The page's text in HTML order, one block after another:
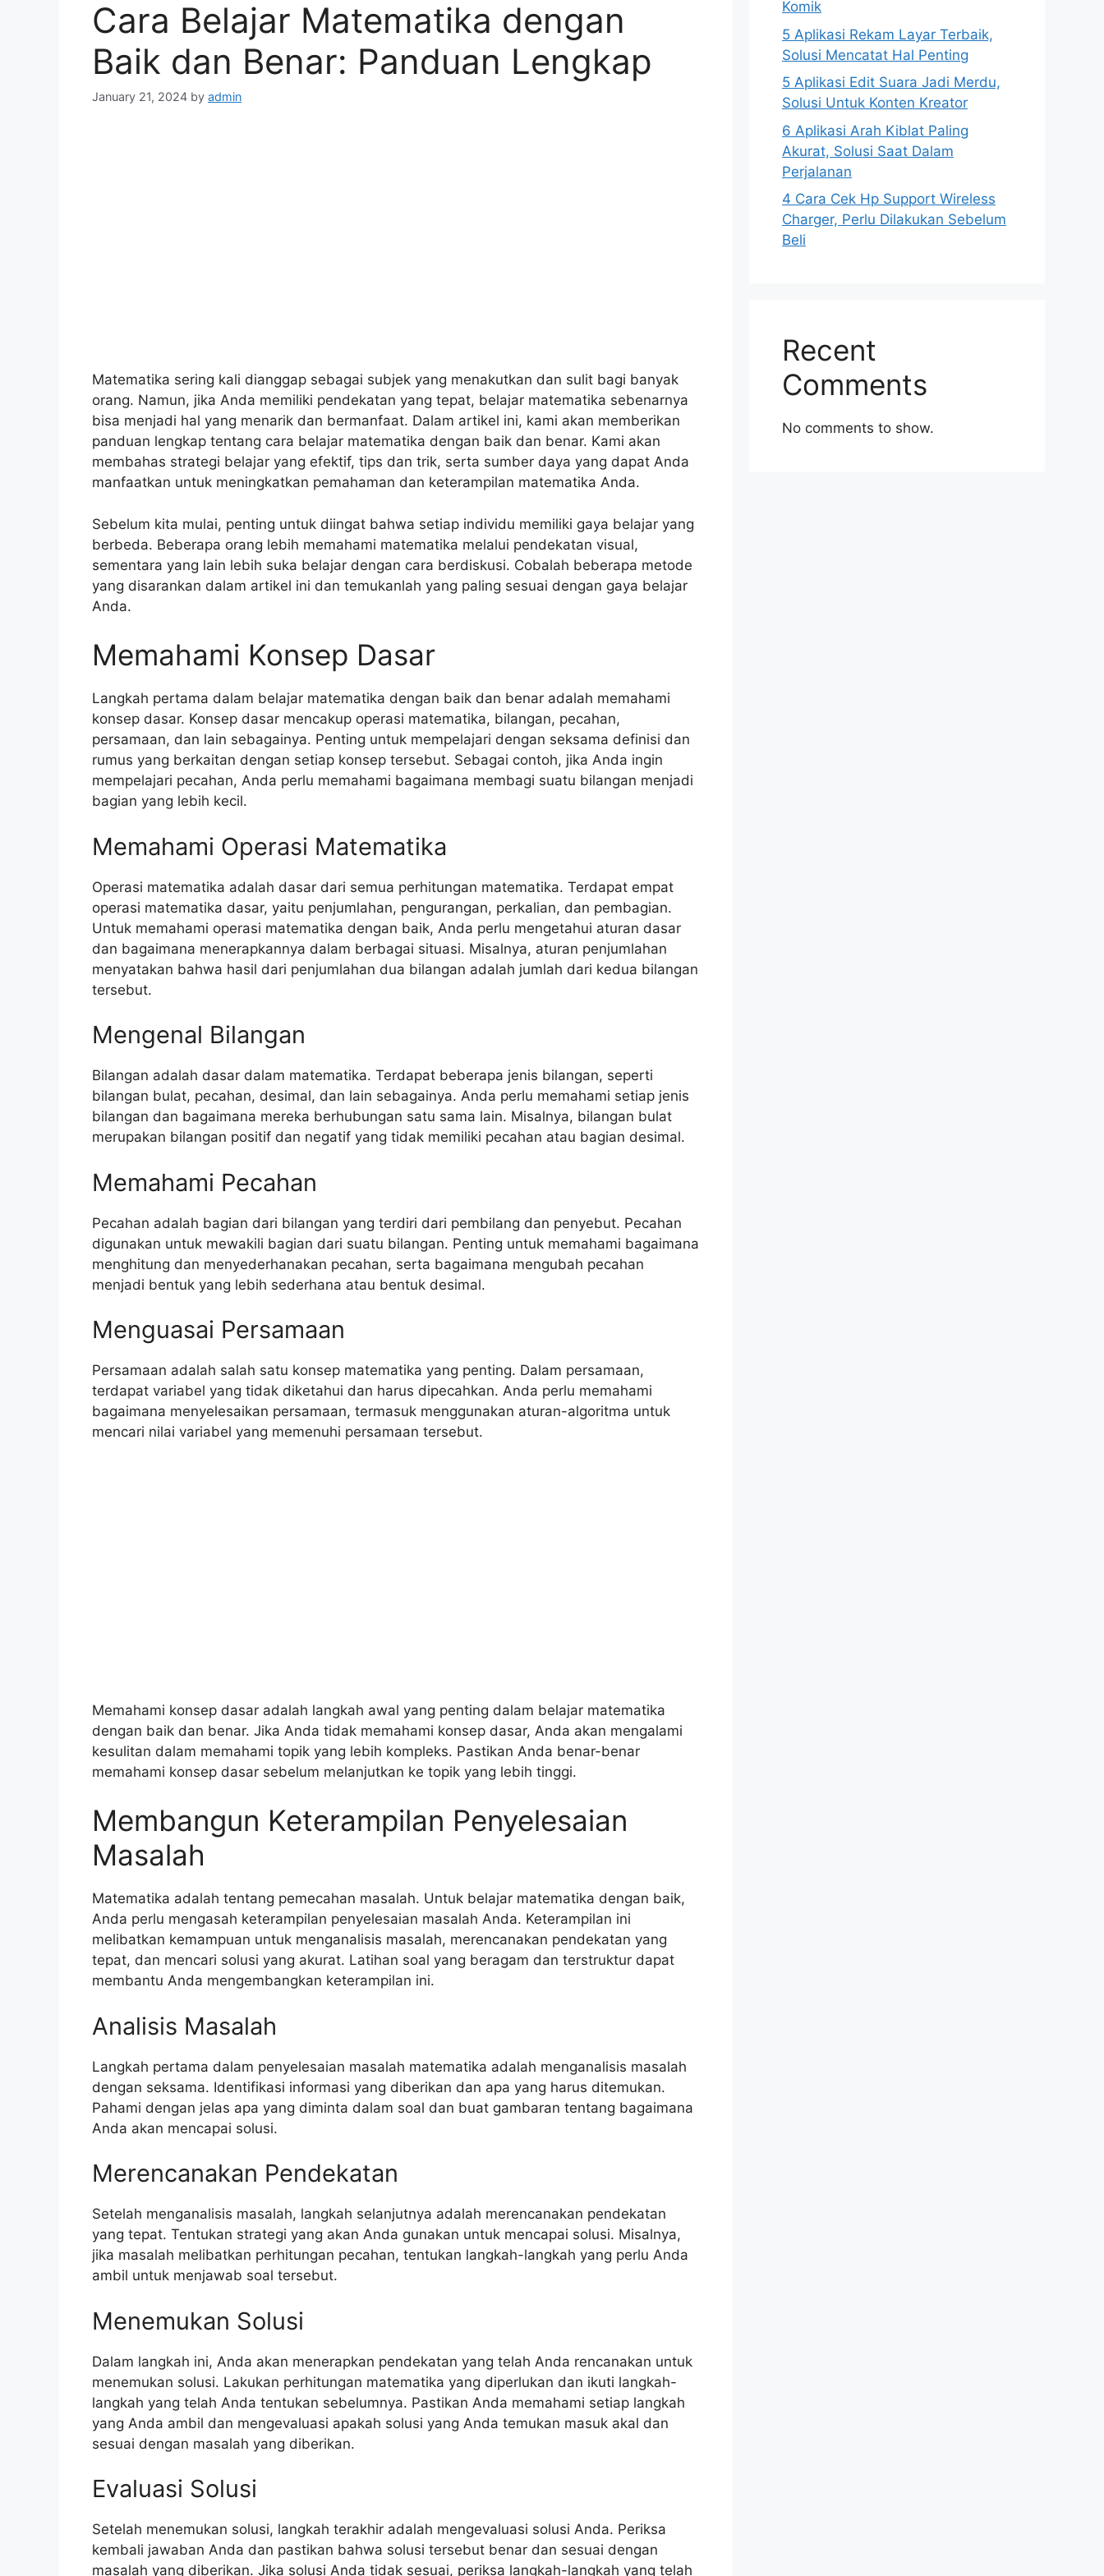
Cara Belajar Matematika dengan
Baik dan Benar: Panduan Lengkap
January 21, 2024 by admin
Matematika sering kali dianggap sebagai subjek yang menakutkan dan sulit bagi banyak
orang. Namun, jika Anda memiliki pendekatan yang tepat, belajar matematika sebenarnya
bisa menjadi hal yang menarik dan bermanfaat. Dalam artikel ini, kami akan memberikan
panduan lengkap tentang cara belajar matematika dengan baik dan benar. Kami akan
membahas strategi belajar yang efektif, tips dan trik, serta sumber daya yang dapat Anda
manfaatkan untuk meningkatkan pemahaman dan keterampilan matematika Anda.
Sebelum kita mulai, penting untuk diingat bahwa setiap individu memiliki gaya belajar yang
berbeda. Beberapa orang lebih memahami matematika melalui pendekatan visual,
sementara yang lain lebih suka belajar dengan cara berdiskusi. Cobalah beberapa metode
yang disarankan dalam artikel ini dan temukanlah yang paling sesuai dengan gaya belajar
Anda.
Memahami Konsep Dasar
Langkah pertama dalam belajar matematika dengan baik dan benar adalah memahami
konsep dasar. Konsep dasar mencakup operasi matematika, bilangan, pecahan,
persamaan, dan lain sebagainya. Penting untuk mempelajari dengan seksama definisi dan
rumus yang berkaitan dengan setiap konsep tersebut. Sebagai contoh, jika Anda ingin
mempelajari pecahan, Anda perlu memahami bagaimana membagi suatu bilangan menjadi
bagian yang lebih kecil.
Memahami Operasi Matematika
Operasi matematika adalah dasar dari semua perhitungan matematika. Terdapat empat
operasi matematika dasar, yaitu penjumlahan, pengurangan, perkalian, dan pembagian.
Untuk memahami operasi matematika dengan baik, Anda perlu mengetahui aturan dasar
dan bagaimana menerapkannya dalam berbagai situasi. Misalnya, aturan penjumlahan
menyatakan bahwa hasil dari penjumlahan dua bilangan adalah jumlah dari kedua bilangan
tersebut.
Mengenal Bilangan
Bilangan adalah dasar dalam matematika. Terdapat beberapa jenis bilangan, seperti
bilangan bulat, pecahan, desimal, dan lain sebagainya. Anda perlu memahami setiap jenis
bilangan dan bagaimana mereka berhubungan satu sama lain. Misalnya, bilangan bulat
merupakan bilangan positif dan negatif yang tidak memiliki pecahan atau bagian desimal.
Memahami Pecahan
Pecahan adalah bagian dari bilangan yang terdiri dari pembilang dan penyebut. Pecahan
digunakan untuk mewakili bagian dari suatu bilangan. Penting untuk memahami bagaimana
menghitung dan menyederhanakan pecahan, serta bagaimana mengubah pecahan
menjadi bentuk yang lebih sederhana atau bentuk desimal.
Menguasai Persamaan
Persamaan adalah salah satu konsep matematika yang penting. Dalam persamaan,
terdapat variabel yang tidak diketahui dan harus dipecahkan. Anda perlu memahami
bagaimana menyelesaikan persamaan, termasuk menggunakan aturan-algoritma untuk
mencari nilai variabel yang memenuhi persamaan tersebut.
Memahami konsep dasar adalah langkah awal yang penting dalam belajar matematika
dengan baik dan benar. Jika Anda tidak memahami konsep dasar, Anda akan mengalami
kesulitan dalam memahami topik yang lebih kompleks. Pastikan Anda benar-benar
memahami konsep dasar sebelum melanjutkan ke topik yang lebih tinggi.
Membangun Keterampilan Penyelesaian
Masalah
Matematika adalah tentang pemecahan masalah. Untuk belajar matematika dengan baik,
Anda perlu mengasah keterampilan penyelesaian masalah Anda. Keterampilan ini
melibatkan kemampuan untuk menganalisis masalah, merencanakan pendekatan yang
tepat, dan mencari solusi yang akurat. Latihan soal yang beragam dan terstruktur dapat
membantu Anda mengembangkan keterampilan ini.
Analisis Masalah
Langkah pertama dalam penyelesaian masalah matematika adalah menganalisis masalah
dengan seksama. Identifikasi informasi yang diberikan dan apa yang harus ditemukan.
Pahami dengan jelas apa yang diminta dalam soal dan buat gambaran tentang bagaimana
Anda akan mencapai solusi.
Merencanakan Pendekatan
Setelah menganalisis masalah, langkah selanjutnya adalah merencanakan pendekatan
yang tepat. Tentukan strategi yang akan Anda gunakan untuk mencapai solusi. Misalnya,
jika masalah melibatkan perhitungan pecahan, tentukan langkah-langkah yang perlu Anda
ambil untuk menjawab soal tersebut.
Menemukan Solusi
Dalam langkah ini, Anda akan menerapkan pendekatan yang telah Anda rencanakan untuk
menemukan solusi. Lakukan perhitungan matematika yang diperlukan dan ikuti langkah-
langkah yang telah Anda tentukan sebelumnya. Pastikan Anda memahami setiap langkah
yang Anda ambil dan mengevaluasi apakah solusi yang Anda temukan masuk akal dan
sesuai dengan masalah yang diberikan.
Evaluasi Solusi
Setelah menemukan solusi, langkah terakhir adalah mengevaluasi solusi Anda. Periksa
kembali jawaban Anda dan pastikan bahwa solusi tersebut benar dan sesuai dengan
masalah yang diberikan. Jika solusi Anda tidak sesuai, periksa langkah-langkah yang telah
Komik
5 Aplikasi Rekam Layar Terbaik,
Solusi Mencatat Hal Penting
5 Aplikasi Edit Suara Jadi Merdu,
Solusi Untuk Konten Kreator
6 Aplikasi Arah Kiblat Paling
Akurat, Solusi Saat Dalam
Perjalanan
4 Cara Cek Hp Support Wireless
Charger, Perlu Dilakukan Sebelum
Beli
Recent
Comments
No comments to show.